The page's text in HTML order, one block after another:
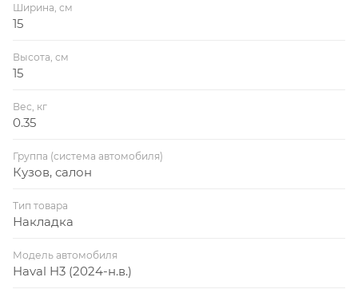
Ширина, см
15
Высота, см
15
Вес, кг
0.35
Группа (система автомобиля)
Кузов, салон
Тип товара
Накладка
Модель автомобиля
Haval H3 (2024-н.в.)